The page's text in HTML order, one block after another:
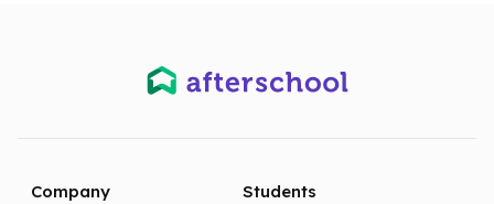
Company Students